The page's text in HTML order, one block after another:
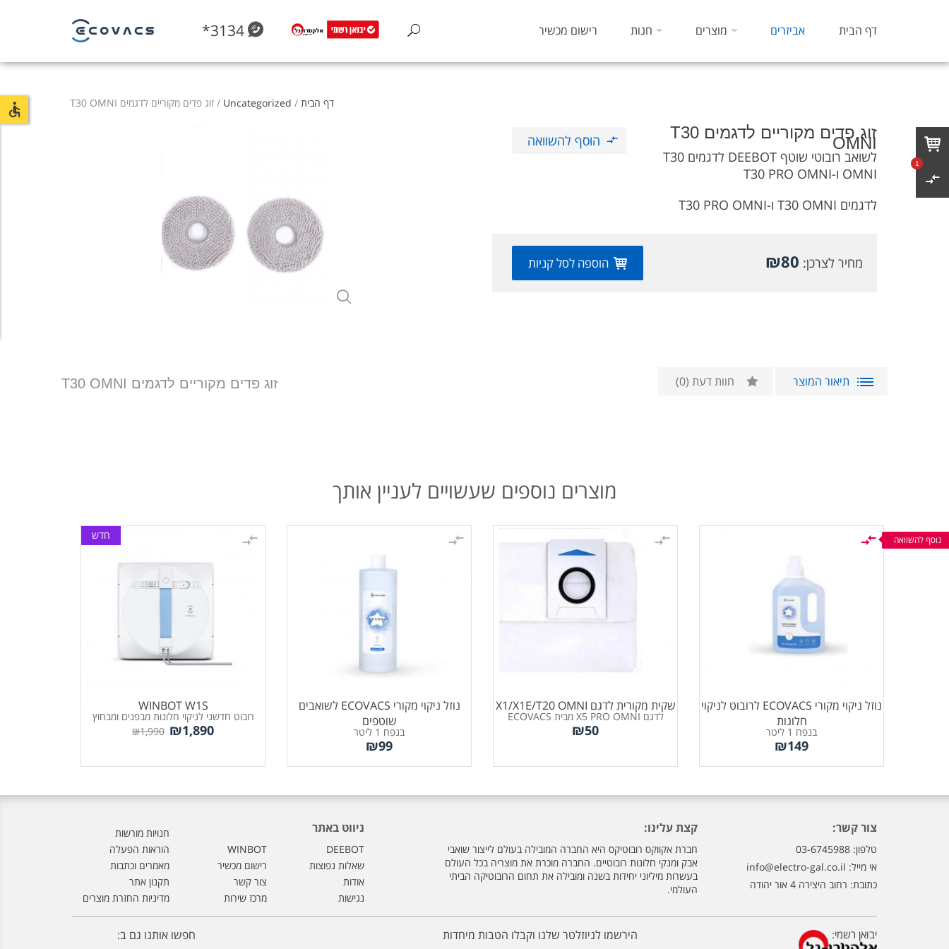
*3134 דף הבית אביזרים מוצרים חנות רישום מכשיר
1
דף הבית /
Uncategorized / זוג פדים מקוריים לדגמים T30 OMNI
זוג פדים מקוריים לדגמים T30
OMNI
לשואב רובוטי שוטף DEEBOT לדגמים T30
OMNI ו-T30 PRO OMNI
הוסף להשוואה
לדגמים T30 OMNI ו-T30 PRO OMNI
מחיר לצרכן: ₪80 הוספה לסל קניות
תיאור המוצר חוות דעת (0) זוג פדים מקוריים לדגמים T30 OMNI
מוצרים נוספים שעשויים לעניין אותך
נוסף להשוואה
נוזל ניקוי מקורי ECOVACS לרובוט לניקוי
חלונות
בנפח 1 ליטר
₪149
שקית מקורית לדגם X1/X1E/T20 OMNI
לדגם X5 PRO OMNI מבית ECOVACS
₪50
נוזל ניקוי מקורי ECOVACS לשואבים
שוטפים
בנפח 1 ליטר
₪99
חדש
WINBOT W1S
רובוט חדשני לניקוי חלונות מבפנים ומבחוץ
₪1,890
₪1,990
צור קשר:
טלפון: 03-6745988
אי מייל: info@electro-gal.co.il
כתובת: רחוב היצירה 4 אור יהודה
קצת עלינו:
חברת אקווקס רובוטיקס היא החברה המובילה בעולם לייצור שואבי
אבק ומנקי חלונות רובוטיים. החברה מוכרת את מוצריה בכל העולם
בעשרות מיליוני יחידות בשנה ומובילה את תחום הרובוטיקה הביתי
העולמי.
חנויות מורשות
הוראות הפעלה
מאמרים וכתבות
תקנון אתר
מדיניות החזרת מוצרים
WINBOT
רישום מכשיר
צור קשר
מרכז שירות
ניווט באתר
DEEBOT
שאלות נפוצות
אודות
נגישות
יבואן רשמי: הירשמו לניוזלטר שלנו וקבלו הטבות מיחדות חפשו אותנו גם ב: